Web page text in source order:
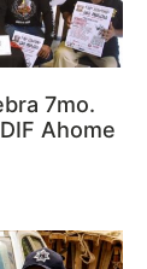
7mo.
Ahome